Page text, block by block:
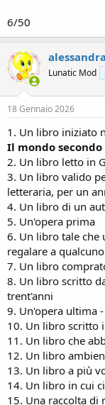
6/50
alessandra
Lunatic Mod
18 Gennaio 2026
1. Un libro iniziato
Il mondo secondo
2. Un libro letto in
3. Un libro valido
letteraria, per un
4. Un libro di un
5. Un'opera prima
6. Un libro tale che
regalare a qualcuno
7. Un libro
8. Un libro scritto
trent'anni
9. Un'opera ultima -
10. Un libro scritto
11. Un libro che
12. Un libro
13. Un libro a più
14. Un libro in cui
15. Una raccolta di